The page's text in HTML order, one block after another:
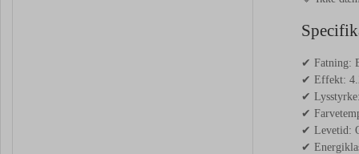
✔ Fatning:
✔ Effekt:
✔
✔
✔ Levetid:
✔